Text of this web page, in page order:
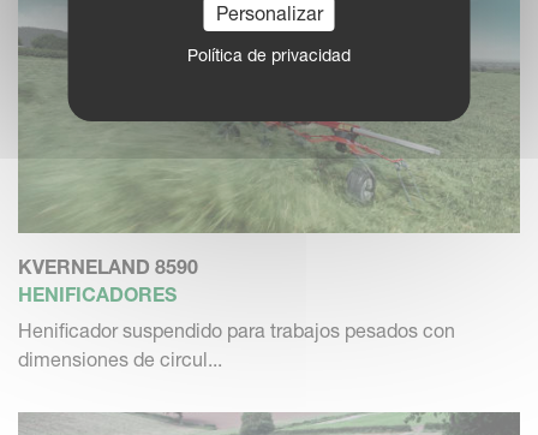
KVERNELAND 8590
HENIFICADORES
Henificador suspendido para trabajos pesados con
dimensiones de circul...
Personalizar
Política de privacidad